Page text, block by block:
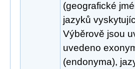
(geografické
jazyků
Výběrově jsou
uvedeno
(endonyma),